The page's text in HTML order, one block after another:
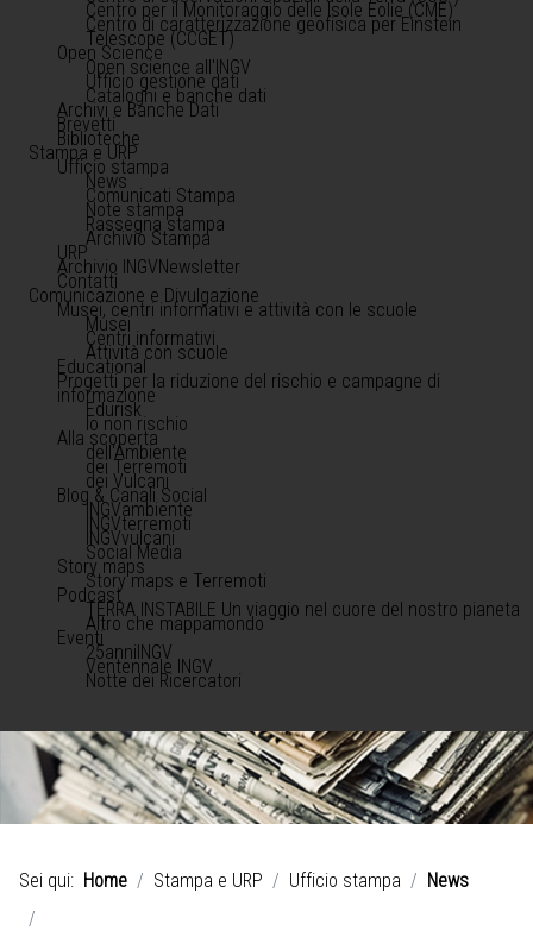
Centro per il Monitoraggio delle Isole Eolie (CME)
Centro di caratterizzazione geofisica per Einstein
Telescope (CCGET)
Open Science
Open science all'INGV
Ufficio gestione dati
Cataloghi e banche dati
Archivi e Banche Dati
Brevetti
Biblioteche
Stampa e URP
Ufficio stampa
News
Comunicati Stampa
Note stampa
Rassegna stampa
Archivio Stampa
URP
Archivio INGVNewsletter
Contatti
Comunicazione e Divulgazione
Musei, centri informativi e attività con le scuole
Musei
Centri informativi
Attività con scuole
Educational
Progetti per la riduzione del rischio e campagne di
informazione
Edurisk
Io non rischio
Alla scoperta
dell'Ambiente
dei Terremoti
dei Vulcani
Blog & Canali Social
INGVambiente
INGVterremoti
INGVvulcani
Social Media
Story maps
Story maps e Terremoti
Podcast
TERRA INSTABILE Un viaggio nel cuore del nostro pianeta
Altro che mappamondo
Eventi
25anniINGV
Ventennale INGV
Notte dei Ricercatori
Sei qui: Home Stampa e URP Ufficio stampa News